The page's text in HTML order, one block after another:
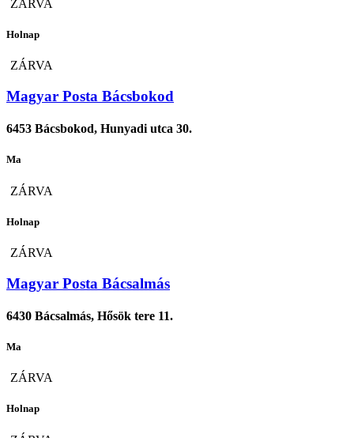
ZÁRVA
Holnap
ZÁRVA
Magyar Posta Bácsbokod
6453 Bácsbokod, Hunyadi utca 30.
Ma
ZÁRVA
Holnap
ZÁRVA
Magyar Posta Bácsalmás
6430 Bácsalmás, Hősök tere 11.
Ma
ZÁRVA
Holnap